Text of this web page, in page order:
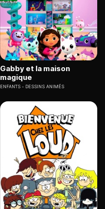
Gabby et la maison
magique
ENFANTS DESSINS ANIMÉS